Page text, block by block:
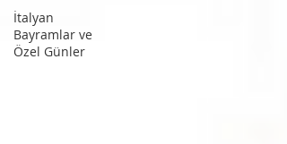
İtalyan
Bayramlar ve
Özel Günler